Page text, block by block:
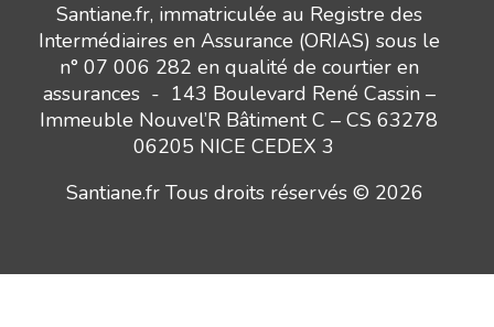
Santiane.fr, immatriculée au Registre des
Intermédiaires en Assurance (ORIAS) sous le
n° 07 006 282 en qualité de courtier en
assurances - 143 Boulevard René Cassin –
Immeuble Nouvel’R Bâtiment C – CS 63278
06205 NICE CEDEX 3
Santiane.fr Tous droits réservés © 2026